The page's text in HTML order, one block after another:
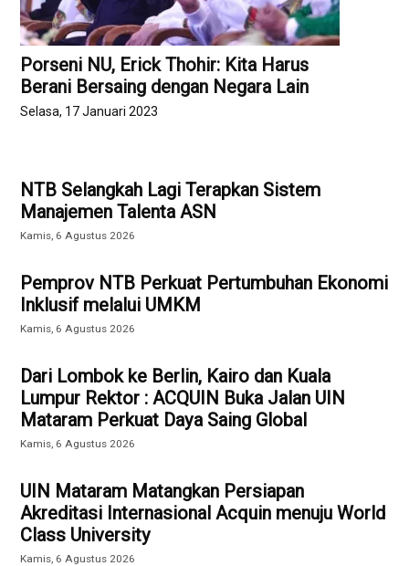
Porseni NU, Erick Thohir: Kita Harus
Berani Bersaing dengan Negara Lain
Selasa, 17 Januari 2023
NTB Selangkah Lagi Terapkan Sistem
Manajemen Talenta ASN
Kamis, 6 Agustus 2026
Pemprov NTB Perkuat Pertumbuhan Ekonomi
Inklusif melalui UMKM
Kamis, 6 Agustus 2026
Dari Lombok ke Berlin, Kairo dan Kuala
Lumpur Rektor : ACQUIN Buka Jalan UIN
Mataram Perkuat Daya Saing Global
Kamis, 6 Agustus 2026
UIN Mataram Matangkan Persiapan
Akreditasi Internasional Acquin menuju World
Class University
Kamis, 6 Agustus 2026